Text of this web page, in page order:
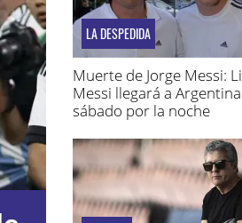
LA DESPEDIDA
Muerte de Jorge Messi:
Messi llegará a
sábado por la noche